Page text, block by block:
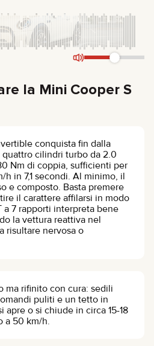
la Mini Cooper S
conquista fin dalla
cilindri turbo da 2.0
Nm di coppia, sufficienti per
h in 7,1 secondi. Al minimo, il
e composto. Basta premere
il carattere affilarsi in modo
a 7 rapporti interpreta bene
la vettura reattiva nel
risultare nervosa o
ma rifinito con cura: sedili
puliti e un tetto in
apre o si chiude in circa 15-18
a 50 km/h.